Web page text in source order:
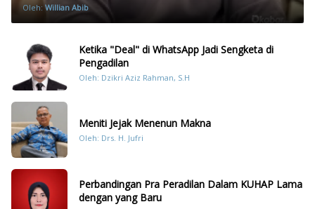
Oleh:Willian Abib
Ketika "Deal" di WhatsApp Jadi Sengketa di
Pengadilan
Oleh: Dzikri Aziz Rahman, S.H
Meniti Jejak Menenun Makna
Oleh: Drs. H. Jufri
Perbandingan Pra Peradilan Dalam KUHAP Lama
dengan yang Baru